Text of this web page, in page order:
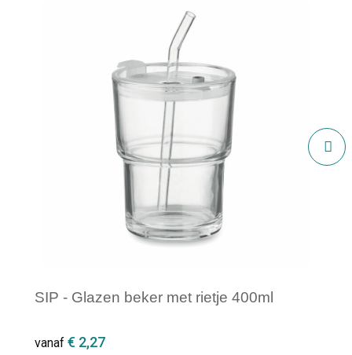
SIP - Glazen beker met rietje 400ml
vanaf € 2,27